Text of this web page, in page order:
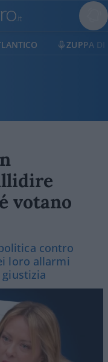
ZUPPA DI
votano
contro
loro allarmi